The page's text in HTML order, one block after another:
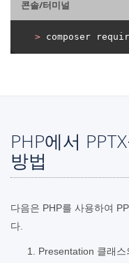
콘솔/터미널
> composer
PHP에서
방법
다음은 PHP를 사용하여
다.
Presentation 클래